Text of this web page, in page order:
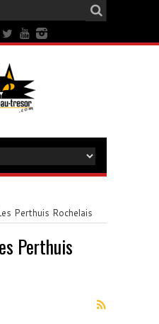
Perthuis Rochelais
Perthuis